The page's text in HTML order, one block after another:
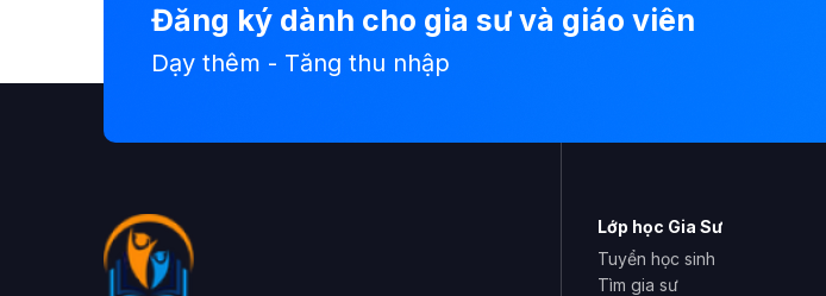
Đăng ký dành cho gia sư và giáo viên
Dạy thêm - Tăng thu nhập
Lớp học Gia Sư
Tuyển học sinh
Tìm gia sư